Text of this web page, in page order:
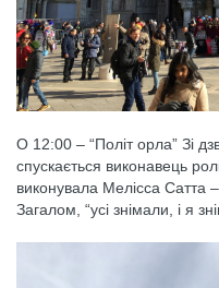
О 12:00 – “Політ орла” Зі
спускається виконавець
виконувала Мелісса Сатта
Загалом, “усі знімали, і я